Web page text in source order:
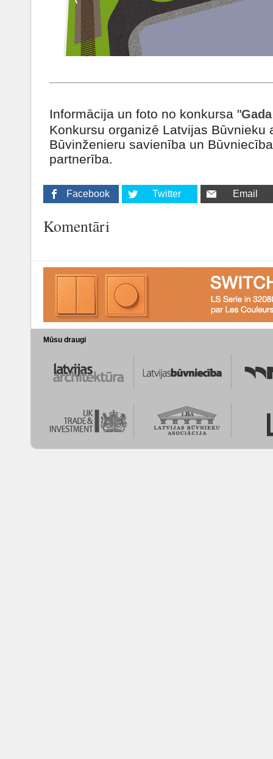
Informācija un foto no konkursa "
Konkursu organizē Latvijas Būvnieku
Būvinženieru savienība un
partnerība.
Facebook Twitter Email
Komentāri
Mūsu draugi